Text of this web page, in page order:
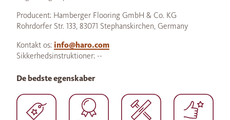
Producent: Hamberger Flooring GmbH & Co. KG
Rohrdorfer Str. 133, 83071 Stephanskirchen, Germany
Kontakt os: info@haro.com
Sikkerhedsinstruktioner: --
De bedste egenskaber